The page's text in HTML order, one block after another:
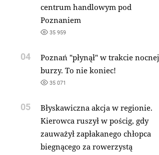
centrum handlowym pod
Poznaniem
35 959
04
Poznań "płynął" w trakcie nocnej
burzy. To nie koniec!
35 071
05
Błyskawiczna akcja w regionie.
Kierowca ruszył w pościg, gdy
zauważył zapłakanego chłopca
biegnącego za rowerzystą